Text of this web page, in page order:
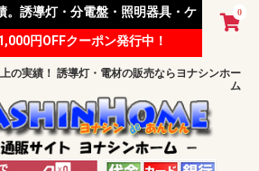
0
。誘導灯・分電盤・照明器具・ケ
資材を取り扱っています。
円OFFクーポン発行中！
の実績！ 誘導灯・電材の販売ならヨナシンホー
ム